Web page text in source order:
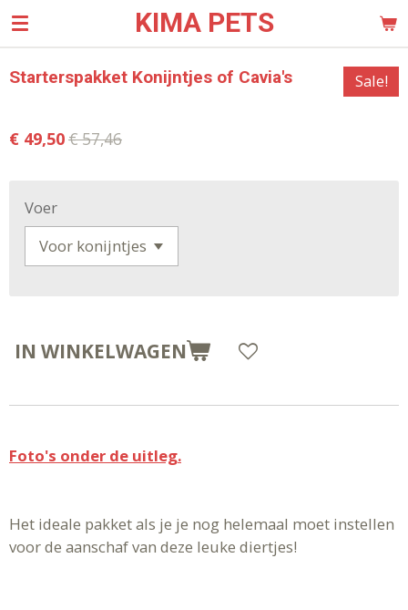
Ga
direct
de
KIMA PETS
Starterspakket Konijntjes of Cavia's Sale!
€ 49,50€ 57,46
Voer
IN WINKELWAGEN
Foto's onder de uitleg.
Het ideale pakket als je je nog helemaal moet instellen
voor de aanschaf van deze leuke diertjes!